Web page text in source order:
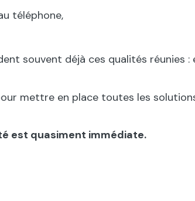
téléphone,
souvent déjà ces qualités réunies
mettre en place toutes les
est quasiment immédiate.